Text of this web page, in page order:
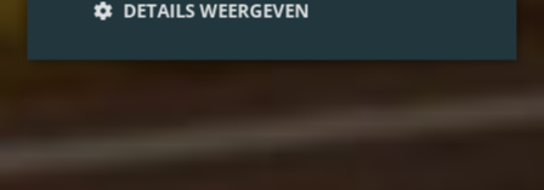
DETAILS WEERGEVEN